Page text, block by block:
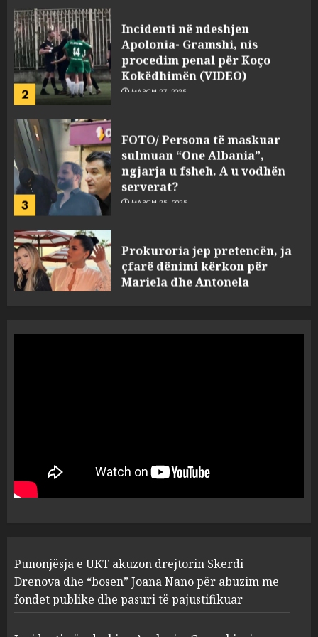
2
procedim penal për Koço
Kokëdhimën (VIDEO)
MARCH 27, 2025
3
ngjarja u fsheh. A u vodhën
serverat?
MARCH 25, 2025
4
Mariela dhe Antonela
Berishën
MARCH 25, 2025
1
“bosen” Joana Nano për
abuzim me fondet publike dhe
pasuri të pajustifikuar
2
Apolonia- Gramshi, nis
procedim penal për Koço
Kokëdhimën (VIDEO)
MARCH 27, 2025
Punonjësja e UKT akuzon drejtorin Skerdi
Drenova dhe “bosen” Joana Nano për abuzim me
fondet publike dhe pasuri të pajustifikuar